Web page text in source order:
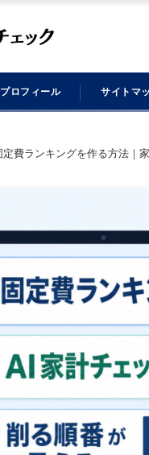
ロフィール サイトマ
定費ランキングを作る方法｜